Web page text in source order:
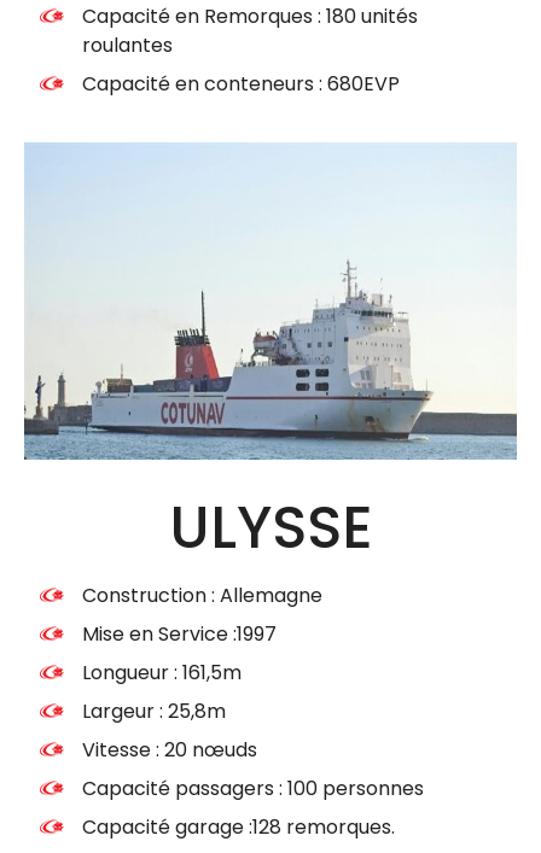
Capacité en Remorques : 180 unités
roulantes
Capacité en conteneurs : 680EVP
ULYSSE
Construction : Allemagne
Mise en Service :1997
Longueur : 161,5m
Largeur : 25,8m
Vitesse : 20 nœuds
Capacité passagers : 100 personnes
Capacité garage :128 remorques.